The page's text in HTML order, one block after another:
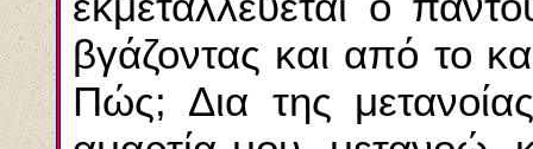
βγάζοντας και από το
Πώς; Δια της